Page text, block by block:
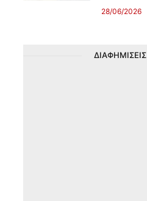
28/06/2026
ΔΙΑΦΗΜΙΣΕΙΣ